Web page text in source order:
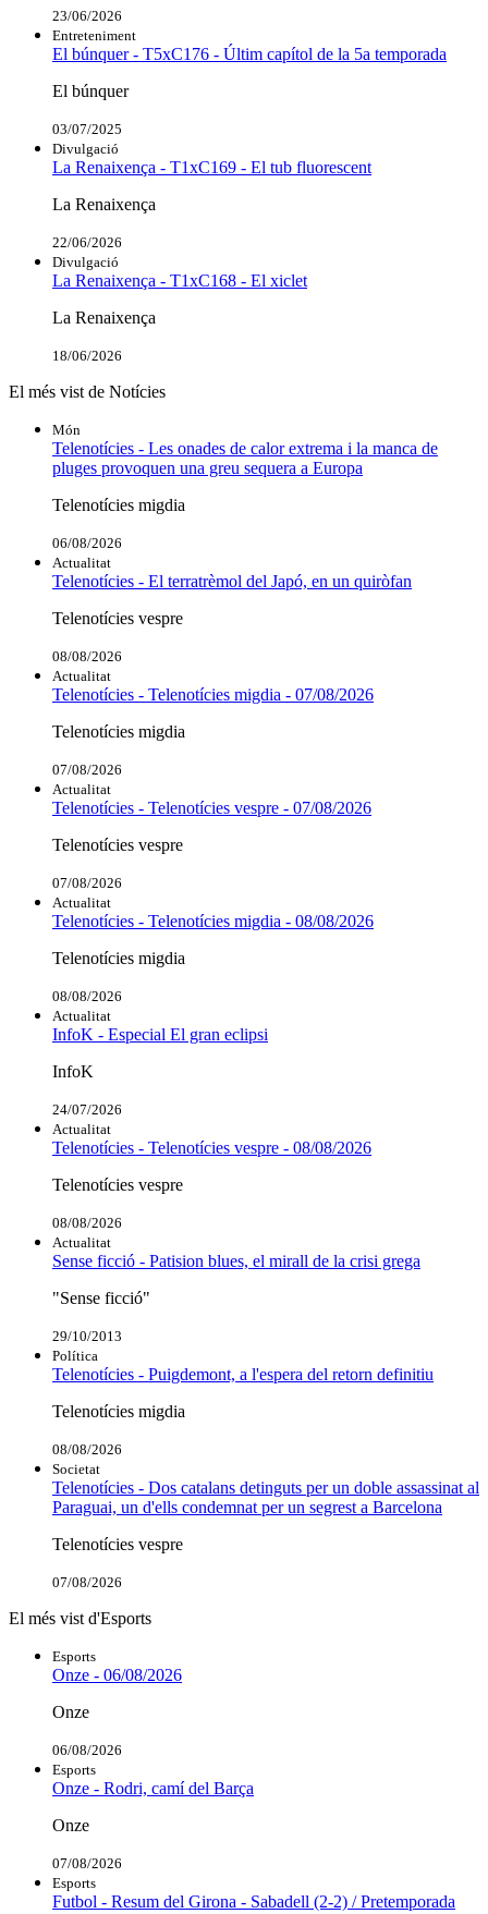
23/06/2026
Entreteniment
El búnquer - T5xC176 - Últim capítol de la 5a temporada
El búnquer
03/07/2025
Divulgació
La Renaixença - T1xC169 - El tub fluorescent
La Renaixença
22/06/2026
Divulgació
La Renaixença - T1xC168 - El xiclet
La Renaixença
18/06/2026
El més vist de Notícies
Món
Telenotícies - Les onades de calor extrema i la manca de
pluges provoquen una greu sequera a Europa
Telenotícies migdia
06/08/2026
Actualitat
Telenotícies - El terratrèmol del Japó, en un quiròfan
Telenotícies vespre
08/08/2026
Actualitat
Telenotícies - Telenotícies migdia - 07/08/2026
Telenotícies migdia
07/08/2026
Actualitat
Telenotícies - Telenotícies vespre - 07/08/2026
Telenotícies vespre
07/08/2026
Actualitat
Telenotícies - Telenotícies migdia - 08/08/2026
Telenotícies migdia
08/08/2026
Actualitat
InfoK - Especial El gran eclipsi
InfoK
24/07/2026
Actualitat
Telenotícies - Telenotícies vespre - 08/08/2026
Telenotícies vespre
08/08/2026
Actualitat
Sense ficció - Patision blues, el mirall de la crisi grega
"Sense ficció"
29/10/2013
Política
Telenotícies - Puigdemont, a l'espera del retorn definitiu
Telenotícies migdia
08/08/2026
Societat
Telenotícies - Dos catalans detinguts per un doble assassinat al
Paraguai, un d'ells condemnat per un segrest a Barcelona
Telenotícies vespre
07/08/2026
El més vist d'Esports
Esports
Onze - 06/08/2026
Onze
06/08/2026
Esports
Onze - Rodri, camí del Barça
Onze
07/08/2026
Esports
Futbol - Resum del Girona - Sabadell (2-2) / Pretemporada